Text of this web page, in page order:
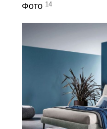
Фото 14